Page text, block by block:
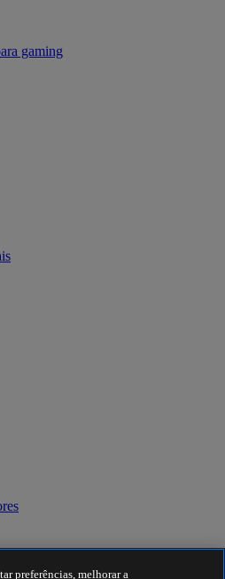
gaming
preferências, melhorar a